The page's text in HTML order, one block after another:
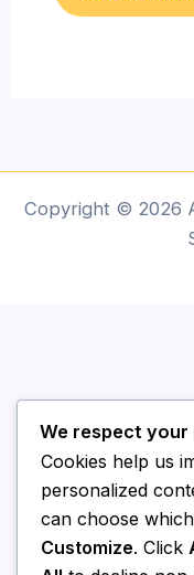
Copyright © 2026
We respect
Cookies help us
personalized
can choose
Customize. Click